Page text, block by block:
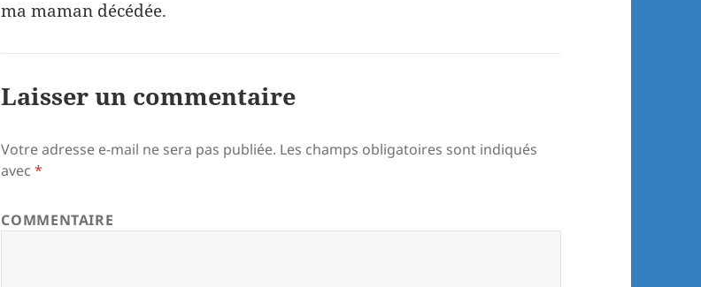
ma maman décédée.
Laisser un commentaire
Votre adresse e-mail ne sera pas publiée. Les champs obligatoires sont indiqués
avec*
COMMENTAIRE